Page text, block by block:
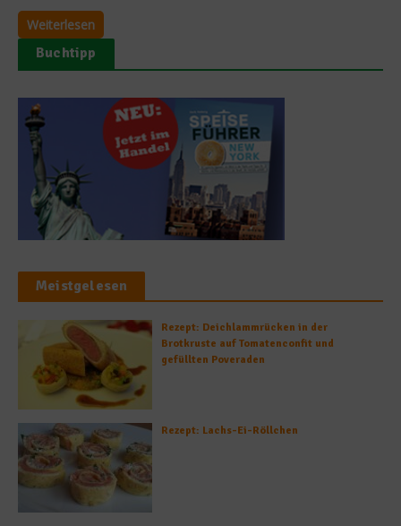
Weiterlesen
Buchtipp
Meistgelesen
Rezept: Deichlammrücken in der
Brotkruste auf Tomatenconfit und
gefüllten Poveraden
Rezept: Lachs-Ei-Röllchen